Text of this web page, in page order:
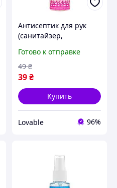
Антисептик для рук
(санитайзер,
Intense Лотос
увлажняющий спрей
35 мл
Готово к отправке
39₴
49 ₴
Купить
Lovable 96%